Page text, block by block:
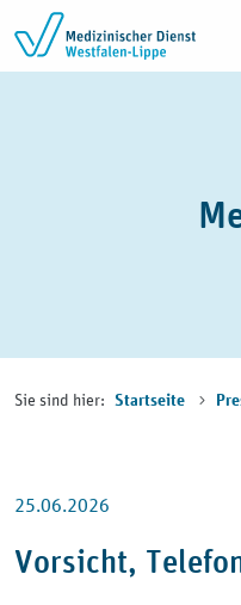
Zum Inhalt springen
Sie sind hier: Startseite
25.06.2026
Vorsicht,